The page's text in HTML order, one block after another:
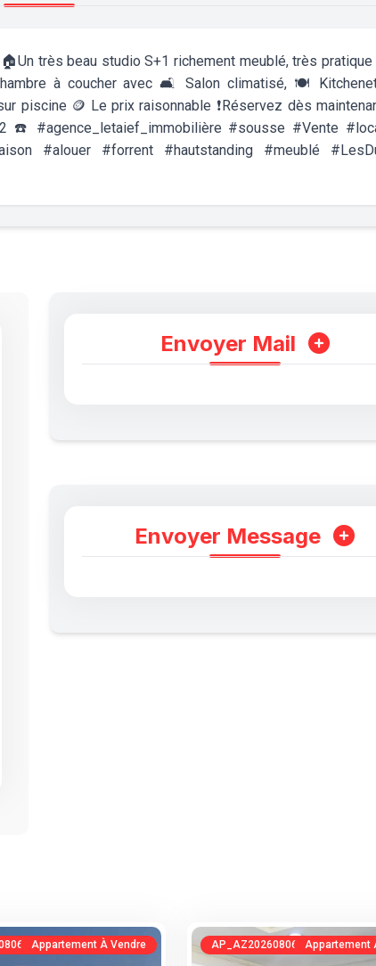
très beau studio S+1 richement meublé, très pratique
à coucher avec 🛋️ Salon climatisé, 🍽
piscine 🪙 Le prix raisonnable ❗️Réservez dès
#agence_letaief_immobilière #sousse #Vente
#alouer #forrent #hautstanding #meublé
Envoyer Mail
Envoyer Message
Appartement À Vendre AP_AZ20260806090326911542
Appartement